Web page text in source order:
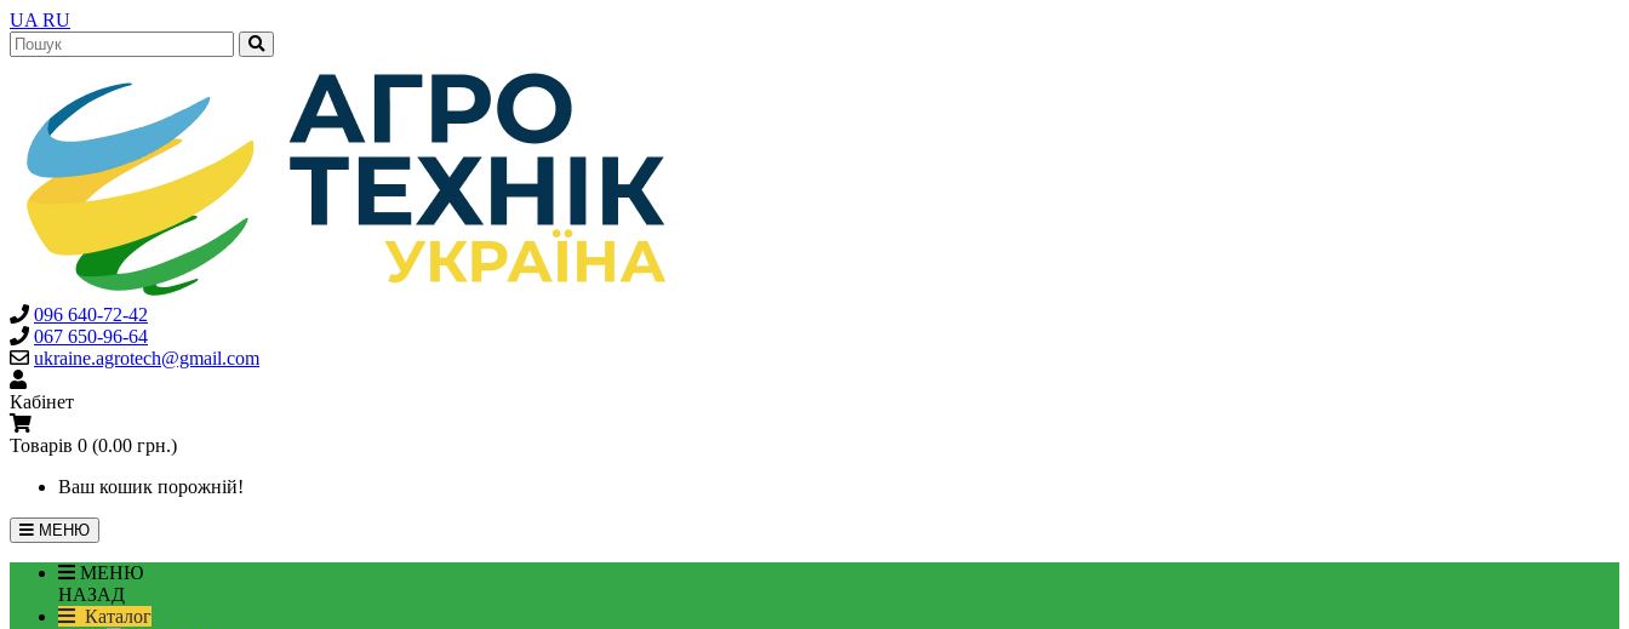
UA RU
096 640-72-42
067 650-96-64
ukraine.agrotech@gmail.com
Кабінет
Товарів 0 (0.00 грн.)
Ваш кошик порожній!
МЕНЮ
МЕНЮ
НАЗАД
Каталог